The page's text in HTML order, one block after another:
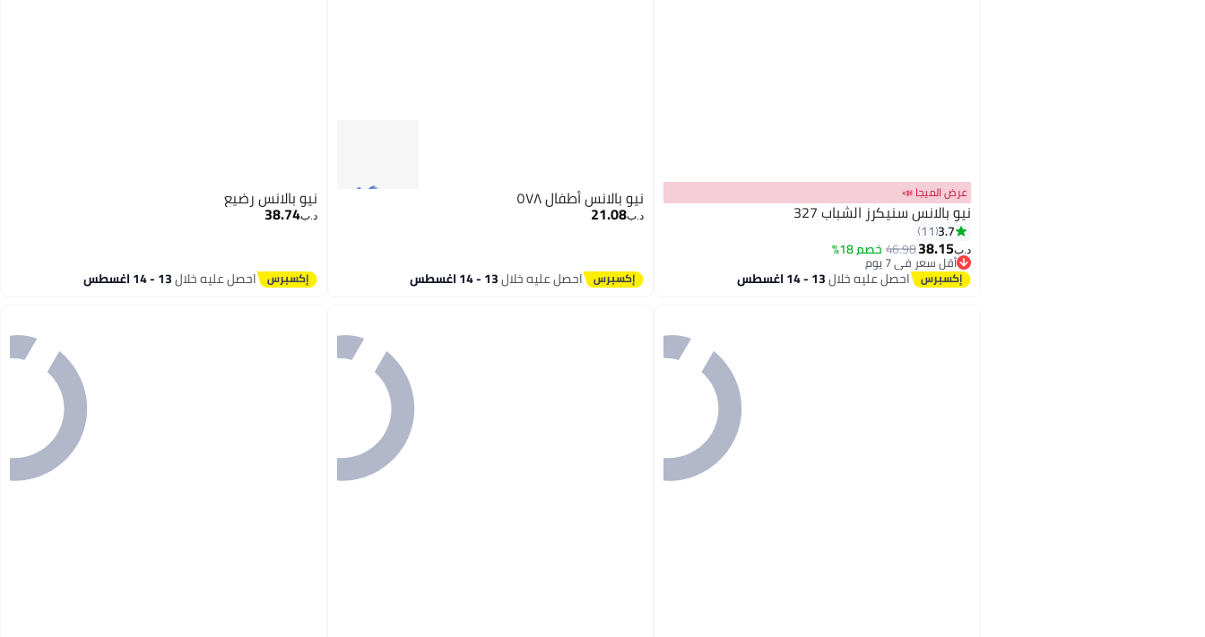
عرض الميجا 📣
نيو بالانس سنيكرز الشباب 327
3.7
11
د.ب‏38.15
46.98خصم 18%
أقل سعر في 7 يوم
أقل سعر في 7 يوماحصل عليه خلال13 - 14 اغسطس
نيو بالانس أطفال ٥٧٨
د.ب‏21.08
احصل عليه خلال13 - 14 اغسطس
نيو بالانس رضيع
د.ب‏38.74
احصل عليه خلال13 - 14 اغسطس